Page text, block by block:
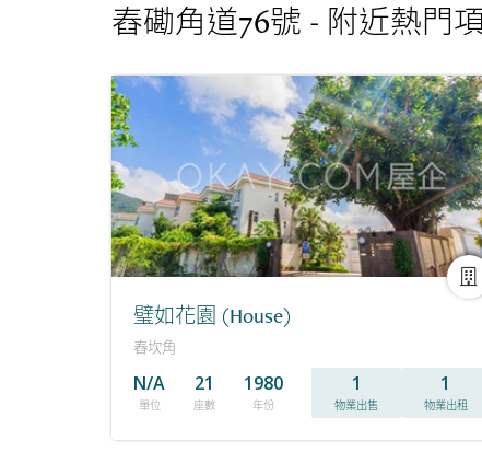
舂磡角道76號 - 附近熱門
璧如花園 (House)
舂坎角
N/A
單位
21
座數
1980
年份
1
物業出售
1
物業出租